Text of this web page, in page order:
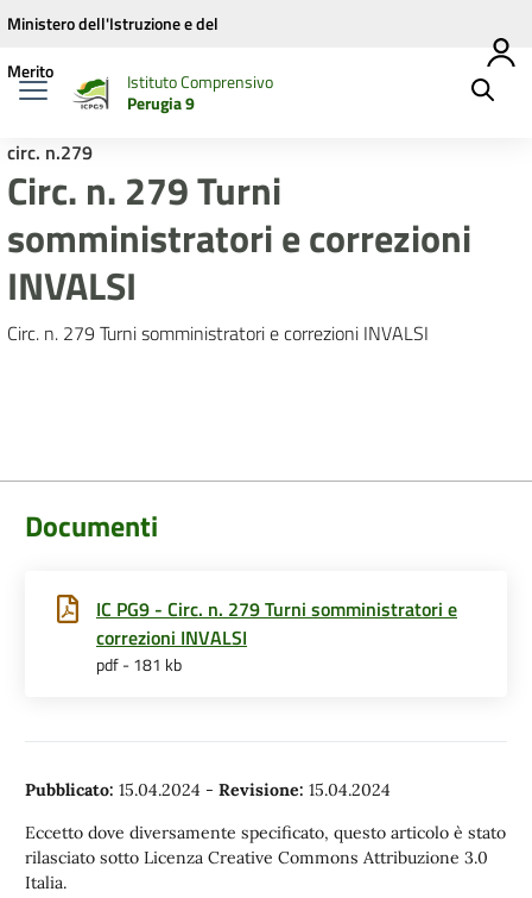
Vai ai contenuti
Vai al menu di navigazione
Vai al footer
Ministero dell'Istruzione e del
Merito
Istituto Comprensivo
Perugia 9
circ. n.279
Circ. n. 279 Turni
somministratori e correzioni
INVALSI
Circ. n. 279 Turni somministratori e correzioni INVALSI
Documenti
IC PG9 - Circ. n. 279 Turni somministratori e
correzioni INVALSI
pdf - 181 kb
Pubblicato: 15.04.2024 - Revisione: 15.04.2024
Eccetto dove diversamente specificato, questo articolo è stato
rilasciato sotto Licenza Creative Commons Attribuzione 3.0
Italia.